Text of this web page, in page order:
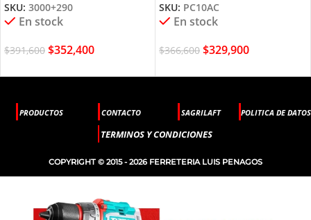
SKU: 3000+290
En stock
$391,600 $352,400
SKU: PC10AC
En stock
$366,600 $329,900
PRODUCTOS CONTACTO SAGRILAFT POLITICA DE DATOS
TERMINOS Y CONDICIONES
COPYRIGHT © 2015 - 2026 FERRETERIA LUIS PENAGOS